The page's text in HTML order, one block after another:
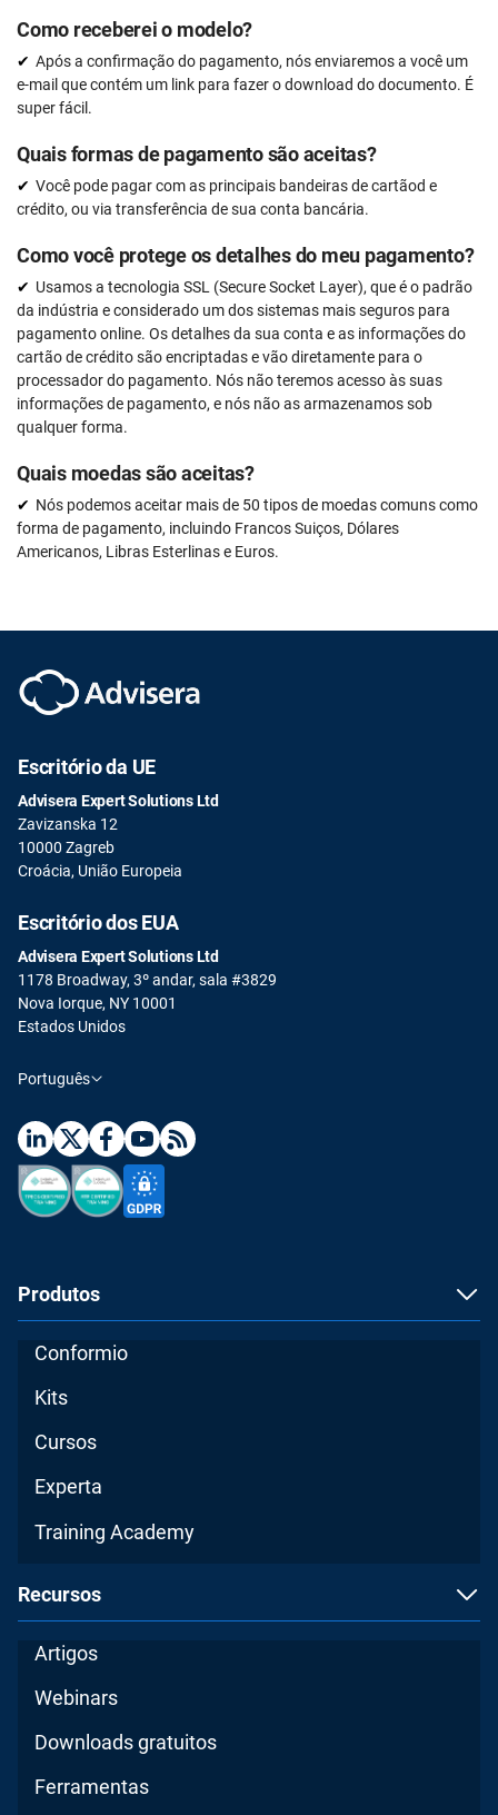
Como receberei o modelo?
Após a confirmação do pagamento, nós enviaremos a você um
e-mail que contém um link para fazer o download do documento. É
super fácil.
Quais formas de pagamento são aceitas?
Você pode pagar com as principais bandeiras de cartãod e
crédito, ou via transferência de sua conta bancária.
Como você protege os detalhes do meu pagamento?
Usamos a tecnologia SSL (Secure Socket Layer), que é o padrão
da indústria e considerado um dos sistemas mais seguros para
pagamento online. Os detalhes da sua conta e as informações do
cartão de crédito são encriptadas e vão diretamente para o
processador do pagamento. Nós não teremos acesso às suas
informações de pagamento, e nós não as armazenamos sob
qualquer forma.
Quais moedas são aceitas?
Nós podemos aceitar mais de 50 tipos de moedas comuns como
forma de pagamento, incluindo Francos Suiços, Dólares
Americanos, Libras Esterlinas e Euros.
Escritório da UE
Advisera Expert Solutions Ltd
Zavizanska 12
10000 Zagreb
Croácia, União Europeia
Escritório dos EUA
Advisera Expert Solutions Ltd
1178 Broadway, 3º andar, sala #3829
Nova Iorque, NY 10001
Estados Unidos
Português
Produtos
Conformio
Kits
Cursos
Experta
Training Academy
Recursos
Artigos
Webinars
Downloads gratuitos
Ferramentas